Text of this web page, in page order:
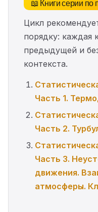
📖 Книги серии по
Цикл
порядку: каждая
предыдущей и
контекста.
Часть 1.
Часть 2.
Часть 3.
движения.
атмосферы.